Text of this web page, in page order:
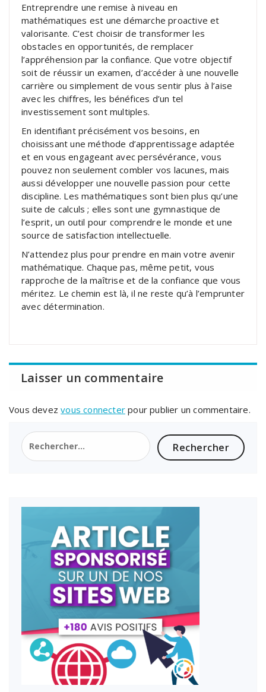
Entreprendre une remise à niveau en
mathématiques est une démarche proactive et
valorisante. C’est choisir de transformer les
obstacles en opportunités, de remplacer
l’appréhension par la confiance. Que votre objectif
soit de réussir un examen, d’accéder à une nouvelle
carrière ou simplement de vous sentir plus à l’aise
avec les chiffres, les bénéfices d’un tel
investissement sont multiples.
En identifiant précisément vos besoins, en
choisissant une méthode d’apprentissage adaptée
et en vous engageant avec persévérance, vous
pouvez non seulement combler vos lacunes, mais
aussi développer une nouvelle passion pour cette
discipline. Les mathématiques sont bien plus qu’une
suite de calculs ; elles sont une gymnastique de
l’esprit, un outil pour comprendre le monde et une
source de satisfaction intellectuelle.
N’attendez plus pour prendre en main votre avenir
mathématique. Chaque pas, même petit, vous
rapproche de la maîtrise et de la confiance que vous
méritez. Le chemin est là, il ne reste qu’à l’emprunter
avec détermination.
Laisser un commentaire
Vous devezvous connecter pour publier un commentaire.
Rechercher :